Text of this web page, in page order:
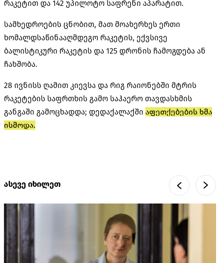
რაკეტით და 142 უპილოტო საფრენი აპარატით.
სამხედროების ცნობით, მათ მოახერხეს ერთი
ხომალდსაწინააღმდეგო რაკეტის, ექვსივე
ბალისტიკური რაკეტის და 125 დრონის ჩამოგდება ან
ჩახშობა.
28 ივნისს ღამით კიევსა და რიგ რაიონებში მტრის
რაკეტების საფრთხის გამო საჰაერო თავდასხმის
განგაში გამოცხადდა; დედაქალაქში აფეთქებების ხმა
ისმოდა.
ასევე იხილეთ